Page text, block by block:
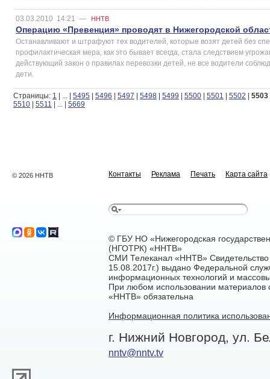
03.03.2010 14:21 — ННТВ
Операцию «Превенция» проводят в Нижегородской
Останавливают и штрафуют тех водителей, которые возят детей без
профилактическая мера, как это бывает всегда, стала следствием
действующий закон о правилах перевозки детей, не все водители
дети.
Страницы: 1 | | 5495 | 5496 | 5497 | 5498 | 5499 | 5500 | 5501 | 5502 | 5503
5510 | 5511 | | 5669
© 2026 ННТВ Контакты Реклама Печать Карта сайта
© ГБУ НО «Нижегородская
(НГОТРК) «ННТВ»
СМИ Телеканал «ННТВ»
15.08.2017г.) выдано Федеральной
информационных технологий и
При любом использовании материалов
«ННТВ» обязательна
Информационная политика
г. Нижний Новгород, ул.
nntv@nntv.tv